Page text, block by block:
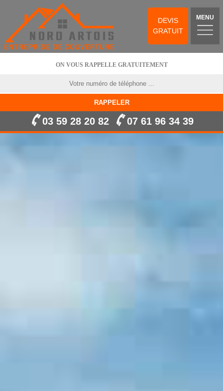
DEVIS
GRATUIT
MENU
ON VOUS RAPPELLE GRATUITEMENT
03 59 28 20 82 07 61 96 34 39